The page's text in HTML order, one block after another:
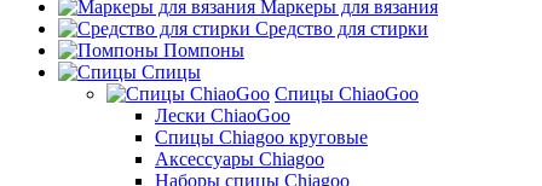
Маркеры для вязания
Средство для стирки
Помпоны
Спицы
Спицы ChiaoGoo
Лески ChiaoGoo
Cпицы Сhiagoo круговые
Аксессуары Chiagoo
Наборы спицы Chiagoo